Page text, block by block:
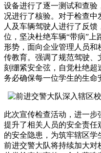
设备进行了逐一测试和查
况进行了核验。对于检查
人及车辆驾驶人进行了反馈
位，坚决杜绝车辆“带病”上
形势，面向企业管理人员和
传教育。强调了规范驾驶
刻绷紧安全弦，自觉杜绝超
务必确保每一位学生的生命
此次宣传检查活动，进一步
提升了相关人员的安全责任
的安全隐患，为筑牢辖区学
前进交警大队将持续加大对